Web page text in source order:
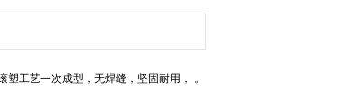
工艺一次成型，无焊缝，坚固耐用， 。